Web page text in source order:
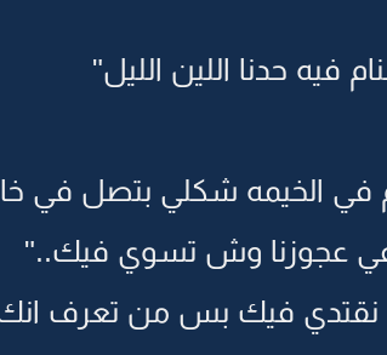
فيه حدنا اللين الليل"
في الخيمه شكلي بتصل في
عجوزنا وش تسوي فيك.."
نقتدي فيك بس من تعرف انك